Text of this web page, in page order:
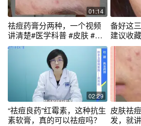
01:14
祛痘药膏分两种，一个视频
讲清楚#医学科普 #皮肤 #痘
痘
备好这
建议收
普 #甲
02:29
“祛痘良药”红霉素，这种抗生
素软膏，真的可以祛痘吗？
皮肤祛
发，就